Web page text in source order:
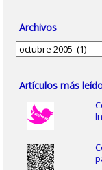
Archivos
Archivos
Artículos más